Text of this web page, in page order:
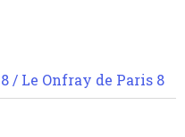
/ Le Onfray de Paris 8